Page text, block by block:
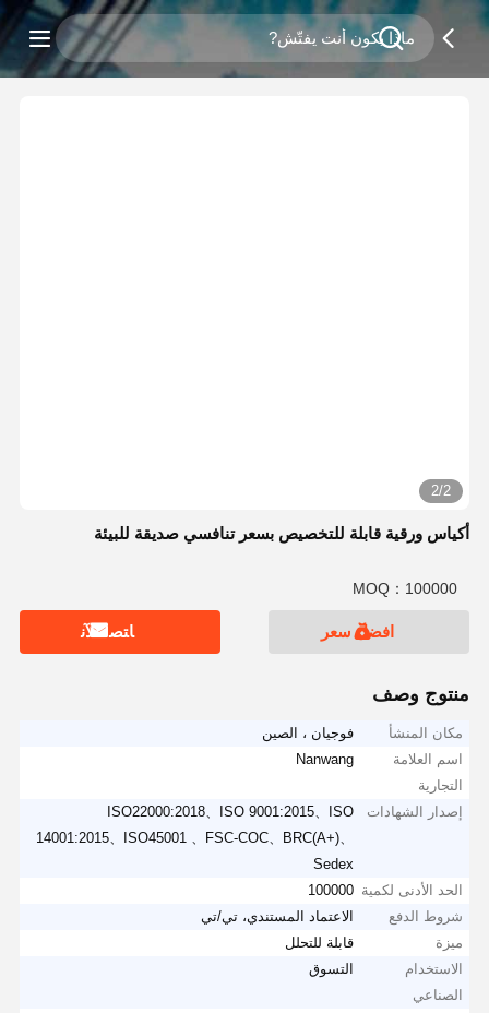
2/2
أكياس ورقية قابلة للتخصيص بسعر تنافسي صديقة للبيئة
MOQ：100000
افضل سعر ﺎﺘﺼﻟ ﺍﻶﻧ
منتوج وصف
مكان المنشأ
فوجيان ، الصين
اسم العلامة
التجارية
Nanwang
إصدار الشهادات
ISO22000:2018、ISO 9001:2015、ISO
14001:2015、ISO45001 、FSC-COC、BRC(A+)、
Sedex
الحد الأدنى لكمية 100000
شروط الدفع
الاعتماد المستندي، تي/تي
ميزة
قابلة للتحلل
الاستخدام
الصناعي
التسوق